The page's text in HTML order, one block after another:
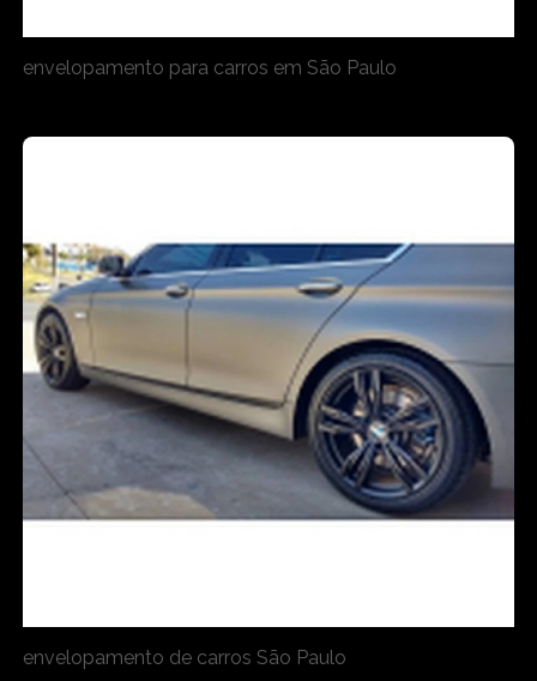
envelopamento para carros em São Paulo
envelopamento de carros São Paulo